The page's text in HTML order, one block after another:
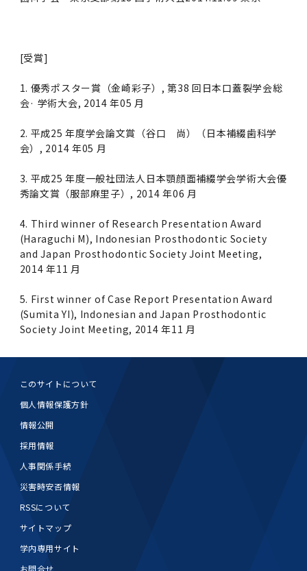
[受賞]
1. 優秀ポスター賞（金崎彩子）, 第38 回日本口蓋裂学会総
会· 学術大会, 2014 年05 月
2. 平成25 年度学会論文賞（谷口 尚）（日本補綴歯科学
会）, 2014 年05 月
3. 平成25 年度一般社団法人日本顎顔面補綴学会学術大会優
秀論文賞（服部麻里子）, 2014 年06 月
4. Third winner of Research Presentation Award
(Haraguchi M), Indonesian Prosthodontic Society
and Japan Prosthodontic Society Joint Meeting,
2014 年11 月
5. First winner of Case Report Presentation Award
(Sumita YI), Indonesian and Japan Prosthodontic
Society Joint Meeting, 2014 年11 月
このサイトについて
個人情報保護方針
情報公開
採用情報
人事関係手続
災害時安否情報
RSSについて
サイトマップ
学内専用サイト